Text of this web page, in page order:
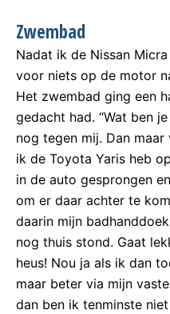
Zwembad
Nadat ik de Nissan
voor niets op de motor
Het zwembad ging een
gedacht had. “Wat ben
nog tegen mij. Dan
ik de Toyota Yaris heb
in de auto gesprongen
om er daar achter te
daarin mijn
nog thuis stond. Gaat
heus! Nou ja als ik dan
maar beter via mijn
dan ben ik tenminste